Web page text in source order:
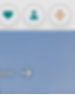
FAVORIETEN
Opgeslagen
INLOGGEN